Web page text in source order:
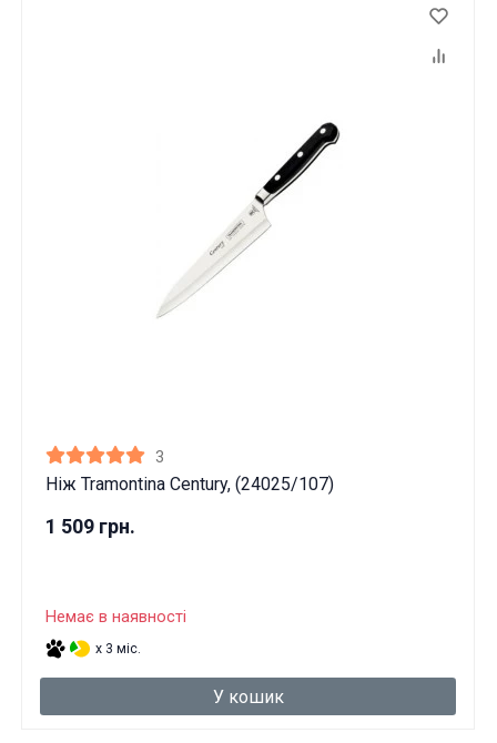
3
Ніж Tramontina Century, (24025/107)
1 509 грн.
Немає в наявності
x 3 міс.
У кошик